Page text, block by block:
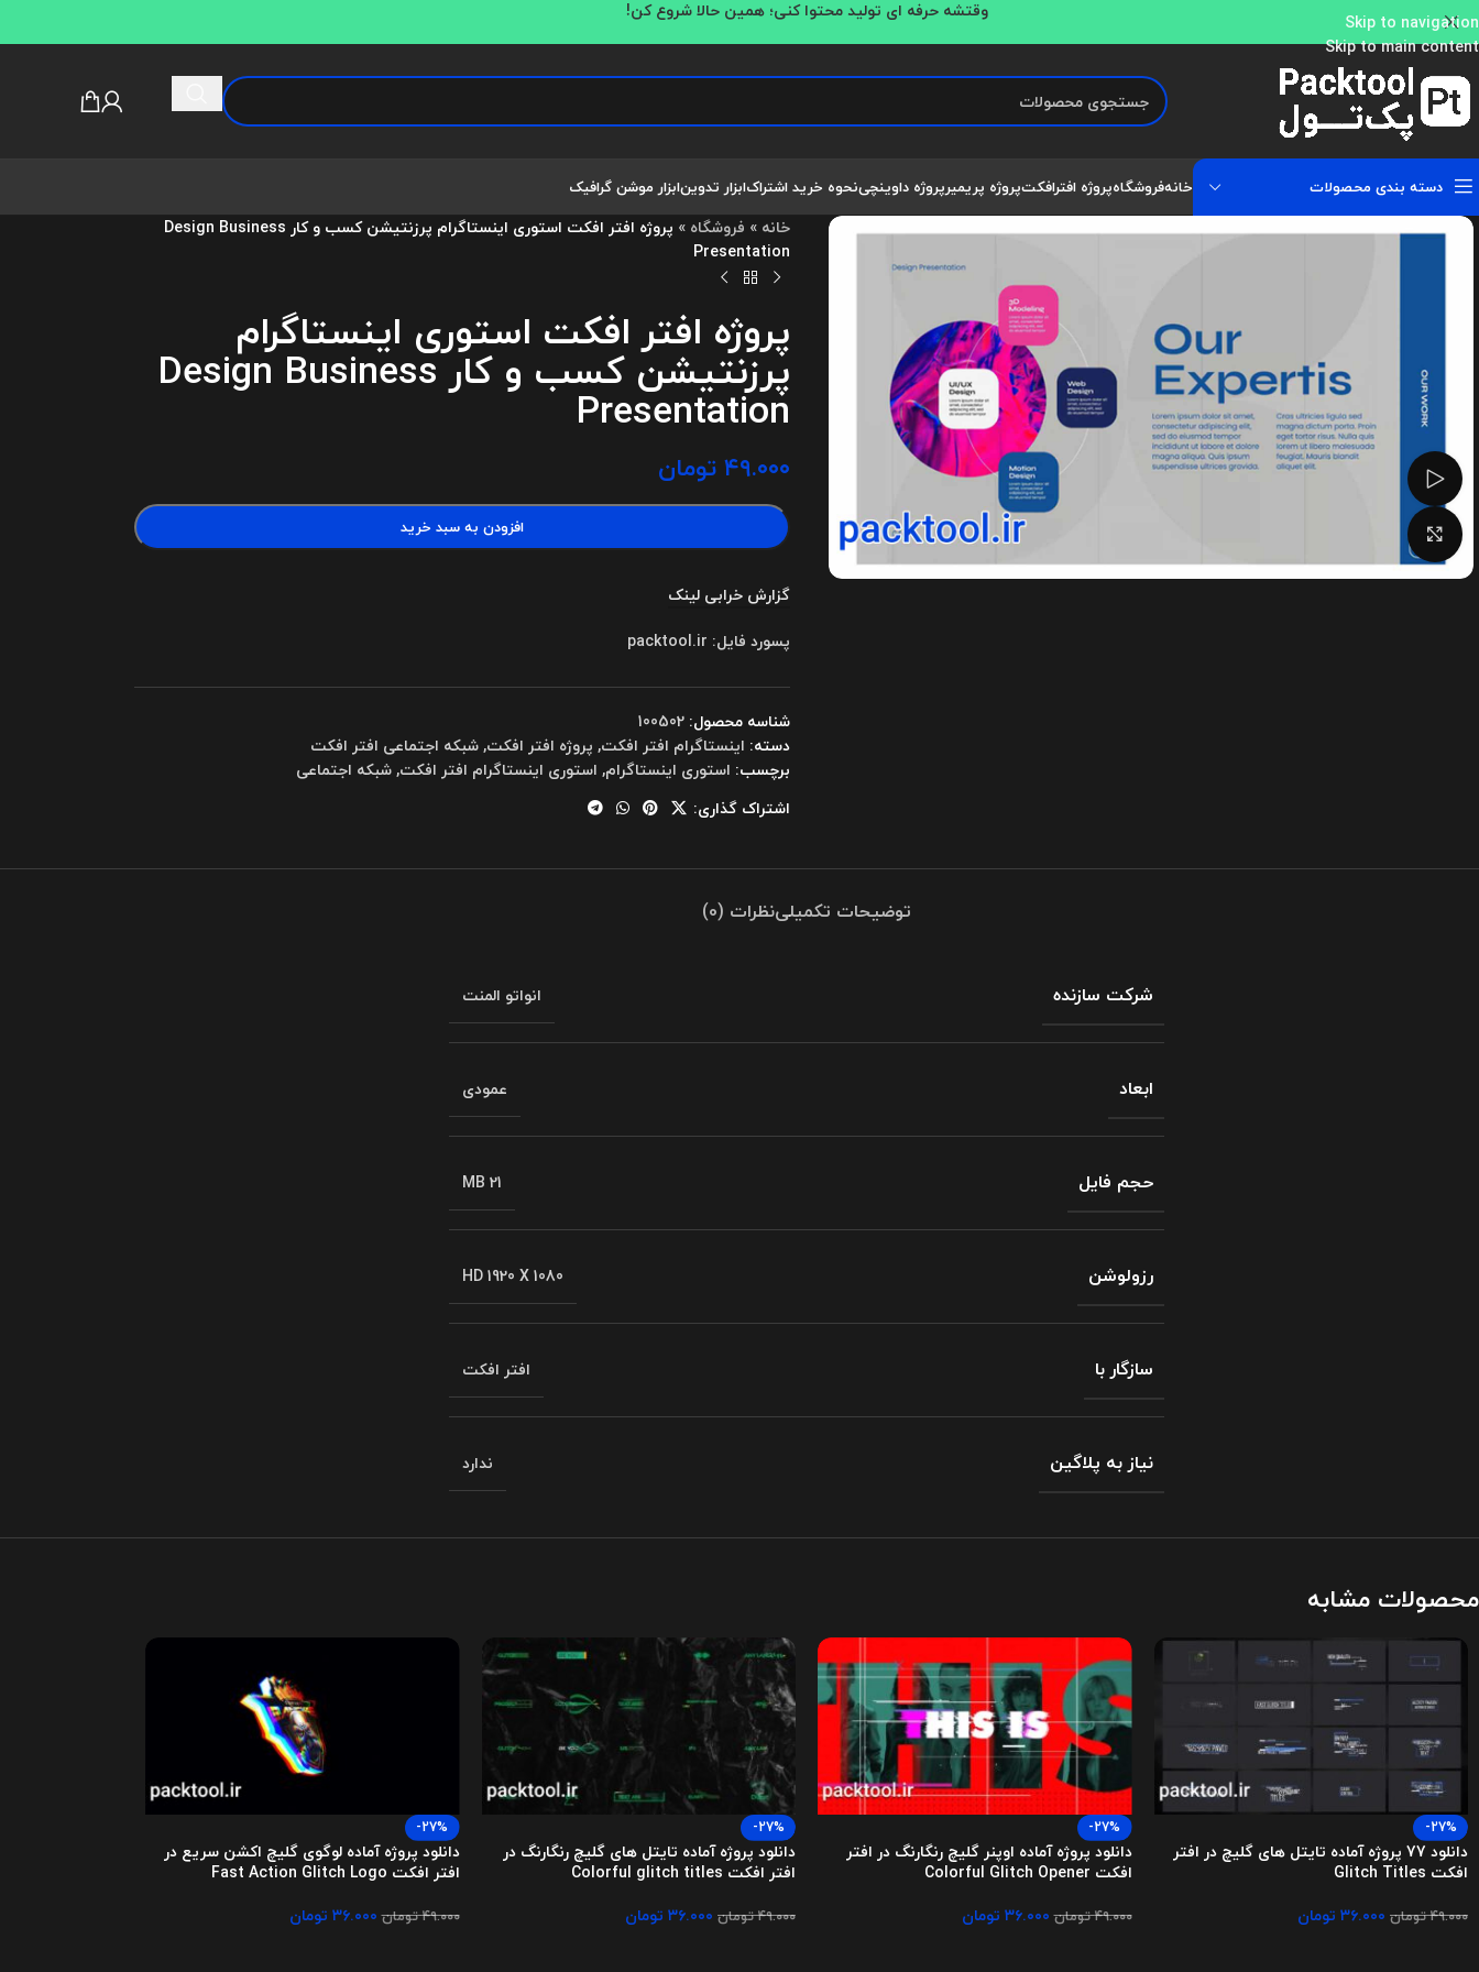
Skip to navigation
Skip to main content
وقتشه حرفه ای تولید محتوا کنی؛ همین حالا شروع کن!
دسته بندی محصولات خانهفروشگاهپروژه افترافکتپروژه پریمیرپروژه داوینچینحوه خرید اشتراکابزار تدوینابزار موشن گرافیک
خانه » فروشگاه »
پروژه افتر افکت استوری اینستاگرام پرزنتیشن کسب و کار Design Business
Presentation
پروژه افتر افکت استوری اینستاگرام
پرزنتیشن کسب و کار Design Business
Presentation
۴۹.۰۰۰تومان
افزودن به سبد خرید
گزارش خرابی لینک
پسورد فایل: packtool.ir
شناسه محصول: 100502
دسته: اینستاگرام افتر افکت, پروژه افتر افکت,شبکه اجتماعی افتر افکت
برچسب: استوری اینستاگرام, استوری اینستاگرام افتر افکت,شبکه اجتماعی
اشتراک گذاری:
توضیحات تکمیلینظرات (0)
شرکت سازنده انواتو المنت
ابعاد عمودی
حجم فایل MB 21
رزولوشن HD 1920 X 1080
سازگار با افتر افکت
نیاز به پلاگین ندارد
محصولات مشابه
-27%
دانلود 77 پروژه آماده تایتل های گلیچ در افتر
افکت Glitch Titles
۴۹.۰۰۰تومان ۳۶.۰۰۰ تومان
-27%
دانلود پروژه آماده اوپنر گلیچ رنگارنگ در افتر
افکت Colorful Glitch Opener
۴۹.۰۰۰تومان ۳۶.۰۰۰ تومان
-27%
دانلود پروژه آماده تایتل های گلیچ رنگارنگ در
افتر افکت Colorful glitch titles
۴۹.۰۰۰تومان ۳۶.۰۰۰ تومان
-27%
دانلود پروژه آماده لوگوی گلیچ اکشن سریع در
افتر افکت Fast Action Glitch Logo
۴۹.۰۰۰تومان ۳۶.۰۰۰ تومان